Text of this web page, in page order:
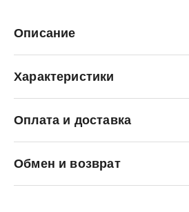
Описание
Характеристики
Оплата и доставка
Обмен и возврат